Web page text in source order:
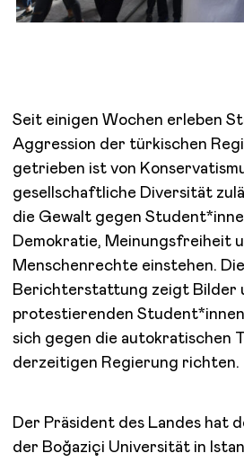
Seit einigen Wochen erleben
Aggression der türkischen
getrieben ist von
gesellschaftliche Diversität
die Gewalt gegen
Demokratie, Meinungsfreiheit
Menschenrechte einstehen.
Berichterstattung zeigt Bilder
protestierenden
sich gegen die autokratischen
derzeitigen Regierung richten.
Der Präsident des Landes hat
der Boğaziçi Universität in